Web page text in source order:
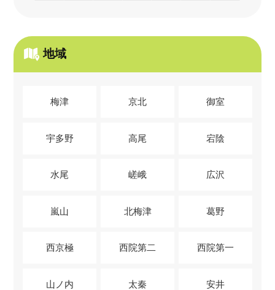
地域
梅津 京北 御室
宇多野 高尾 宕陰
水尾 嵯峨 広沢
嵐山 北梅津 葛野
西京極 西院第二 西院第一
山ノ内 太秦 安井